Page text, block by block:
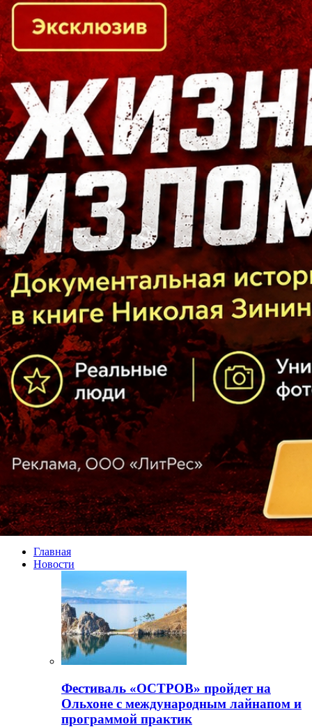
Главная
Новости
Фестиваль «ОСТРОВ» пройдет на
Ольхоне с международным лайнапом и
программой практик